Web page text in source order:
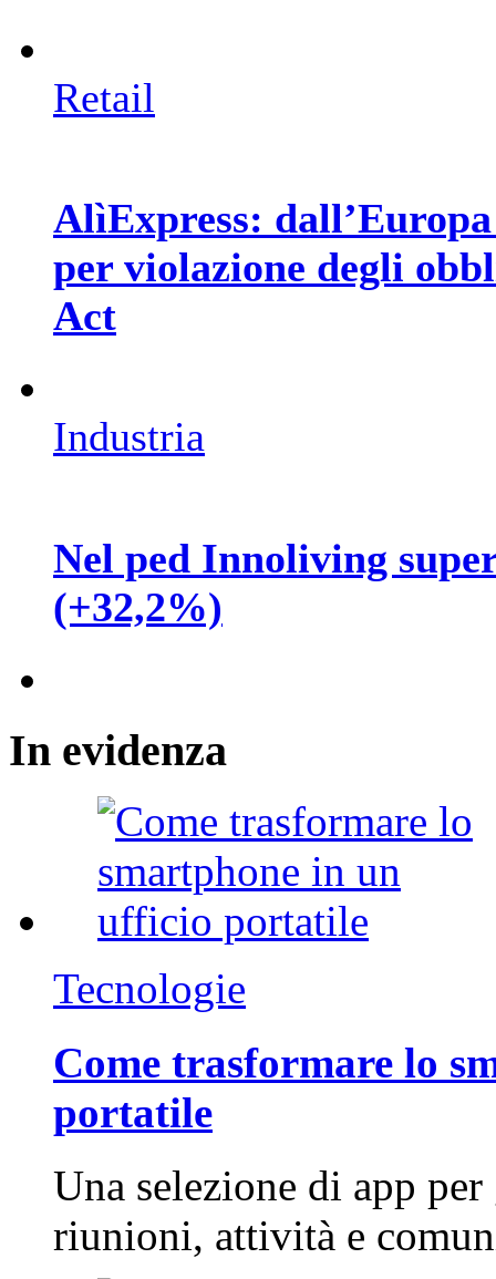
Retail
AlìExpress:
per violazione degli
Act
Industria
Nel ped Innoliving
(+32,2%)
In evidenza
Tecnologie
Come trasformare lo
portatile
Una selezione di app
riunioni, attività e